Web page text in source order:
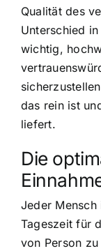
Qualität des
Unterschied
wichtig,
das rein ist
liefert.
Die
Jeder
Tageszeit für
von Person